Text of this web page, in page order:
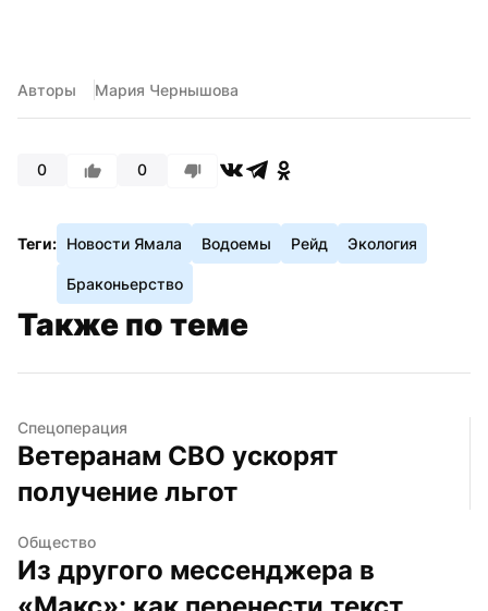
Авторы Мария Чернышова
0 0
Теги: Новости Ямала Водоемы Рейд Экология
Браконьерство
Также по теме
Спецоперация
Ветеранам СВО ускорят
получение льгот
Общество
Из другого мессенджера в